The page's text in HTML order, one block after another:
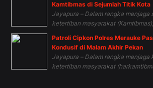
Kamtibmas di Sejumlah Titik Kota
Jayapura – Dalam rangka menjaga
ketertiban masyarakat
Patroli Cipkon Polres Merauke
Kondusif di Malam Akhir Pekan
Jayapura – Dalam rangka menjaga
ketertiban masyarakat